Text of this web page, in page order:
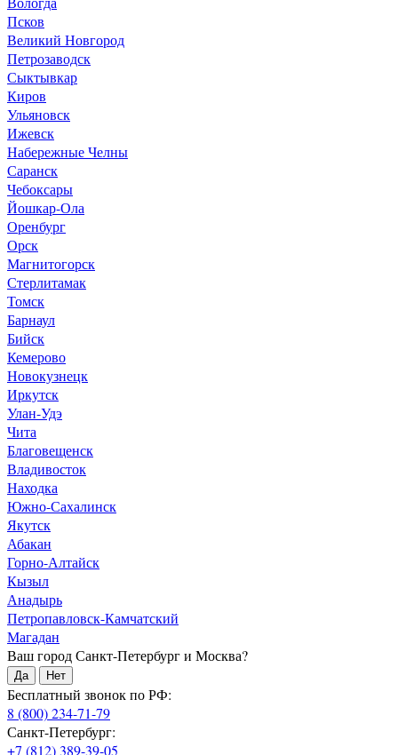
Псков
Великий Новгород
Петрозаводск
Сыктывкар
Киров
Ульяновск
Ижевск
Набережные Челны
Саранск
Чебоксары
Йошкар-Ола
Оренбург
Орск
Магнитогорск
Стерлитамак
Томск
Барнаул
Бийск
Кемерово
Новокузнецк
Иркутск
Улан-Удэ
Чита
Благовещенск
Владивосток
Находка
Южно-Сахалинск
Якутск
Абакан
Горно-Алтайск
Кызыл
Анадырь
Петропавловск-Камчатский
Магадан
Ваш город Санкт-Петербург и Москва?
Да Нет
Бесплатный звонок по РФ:
8 (800) 234-71-79
Санкт-Петербург:
+7 (812) 389-39-05